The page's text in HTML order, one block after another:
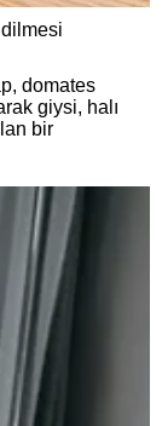
domates
giysi, halı
bir